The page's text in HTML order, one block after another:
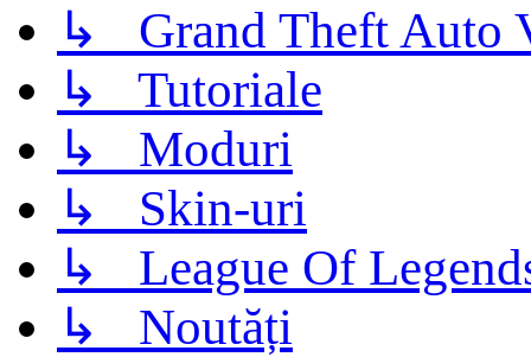
↳ Grand Theft Auto
↳ Tutoriale
↳ Moduri
↳ Skin-uri
↳ League Of
↳ Noutăți